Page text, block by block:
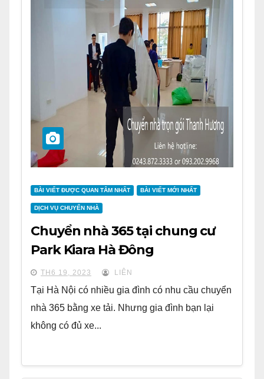
BÀI VIẾT ĐƯỢC QUAN TÂM NHẤT BÀI VIẾT MỚI NHẤT
DỊCH VỤ CHUYỂN NHÀ
Chuyển nhà 365 tại chung cư
Park Kiara Hà Đông
TH6 19, 2023 LIÊN
Tại Hà Nội có nhiều gia đình có nhu cầu chuyển
nhà 365 bằng xe tải. Nhưng gia đình bạn lại
không có đủ xe...